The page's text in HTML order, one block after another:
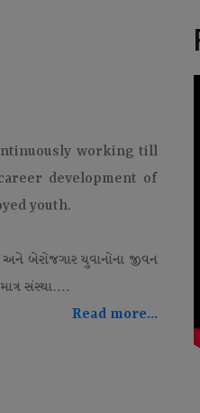
working till
development of
youth.
બેરોજગાર યુવાનોના જીવન
સંસ્થા....
Read more...